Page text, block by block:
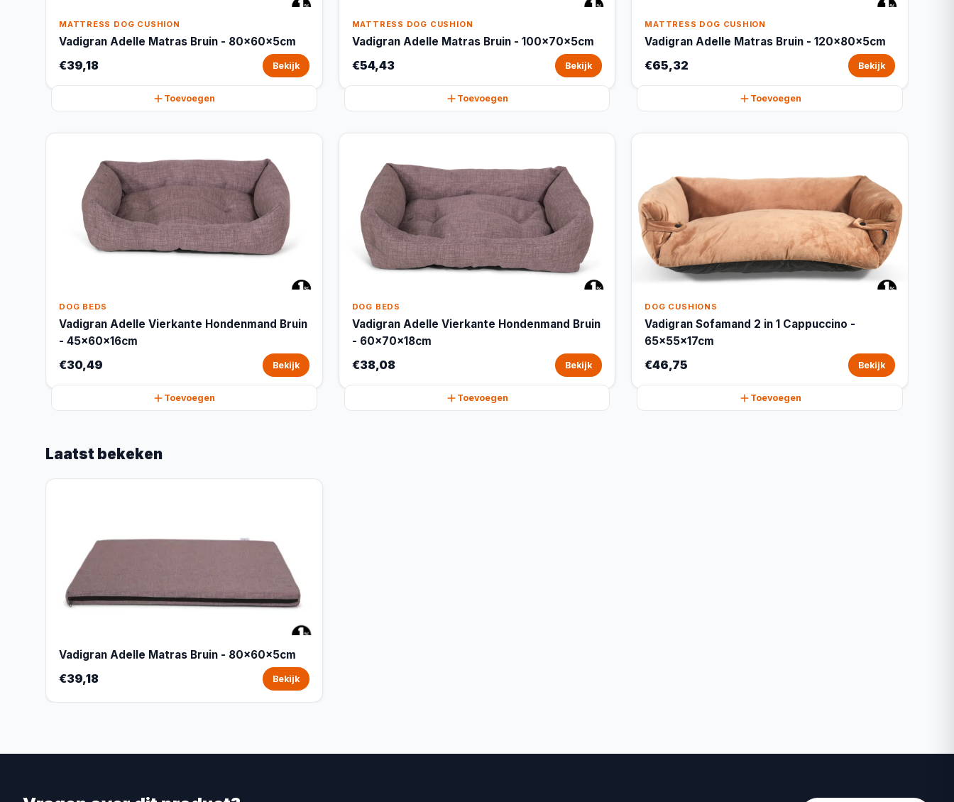
MATTRESS DOG CUSHION
Vadigran Adelle Matras Bruin - 80x60x5cm
€39,18 Bekijk
Toevoegen
MATTRESS DOG CUSHION
Vadigran Adelle Matras Bruin - 100x70x5cm
€54,43 Bekijk
Toevoegen
MATTRESS DOG CUSHION
Vadigran Adelle Matras Bruin - 120x80x5cm
€65,32 Bekijk
Toevoegen
DOG BEDS
Vadigran Adelle Vierkante Hondenmand Bruin
- 45x60x16cm
€30,49 Bekijk
Toevoegen
DOG BEDS
Vadigran Adelle Vierkante Hondenmand Bruin
- 60x70x18cm
€38,08 Bekijk
Toevoegen
DOG CUSHIONS
Vadigran Sofamand 2 in 1 Cappuccino -
65x55x17cm
€46,75 Bekijk
Toevoegen
Laatst bekeken
Vadigran Adelle Matras Bruin - 80x60x5cm
€39,18 Bekijk